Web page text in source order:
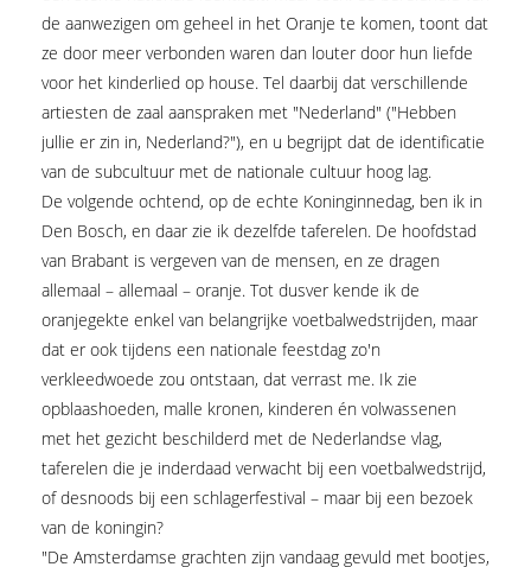
de aanwezigen om geheel in het Oranje te komen, toont dat
ze door meer verbonden waren dan louter door hun liefde
voor het kinderlied op house. Tel daarbij dat verschillende
artiesten de zaal aanspraken met "Nederland" ("Hebben
jullie er zin in, Nederland?"), en u begrijpt dat de identificatie
van de subcultuur met de nationale cultuur hoog lag.
De volgende ochtend, op de echte Koninginnedag, ben ik in
Den Bosch, en daar zie ik dezelfde taferelen. De hoofdstad
van Brabant is vergeven van de mensen, en ze dragen
allemaal – allemaal – oranje. Tot dusver kende ik de
oranjegekte enkel van belangrijke voetbalwedstrijden, maar
dat er ook tijdens een nationale feestdag zo'n
verkleedwoede zou ontstaan, dat verrast me. Ik zie
opblaashoeden, malle kronen, kinderen én volwassenen
met het gezicht beschilderd met de Nederlandse vlag,
taferelen die je inderdaad verwacht bij een voetbalwedstrijd,
of desnoods bij een schlagerfestival – maar bij een bezoek
van de koningin?
"De Amsterdamse grachten zijn vandaag gevuld met bootjes,